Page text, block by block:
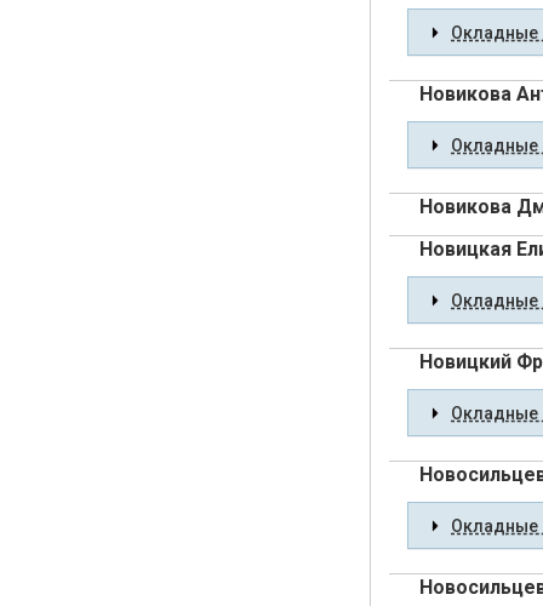
Окладные
Новикова
Окладные
Новикова
Новицкая
Окладные
Новицкий
Окладные
Окладные